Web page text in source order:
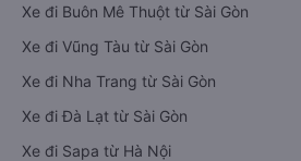
Xe đi Buôn Mê Thuột từ Sài Gòn
Xe đi Vũng Tàu từ Sài Gòn
Xe đi Nha Trang từ Sài Gòn
Xe đi Đà Lạt từ Sài Gòn
Xe đi Sapa từ Hà Nội